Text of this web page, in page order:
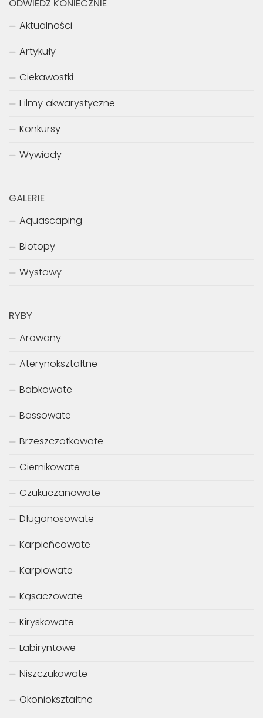
ODWIEDŹ KONIECZNIE
Aktualności
Artykuły
Ciekawostki
Filmy akwarystyczne
Konkursy
Wywiady
GALERIE
Aquascaping
Biotopy
Wystawy
RYBY
Arowany
Aterynokształtne
Babkowate
Bassowate
Brzeszczotkowate
Ciernikowate
Czukuczanowate
Długonosowate
Karpieńcowate
Karpiowate
Kąsaczowate
Kiryskowate
Labiryntowe
Niszczukowate
Okoniokształtne